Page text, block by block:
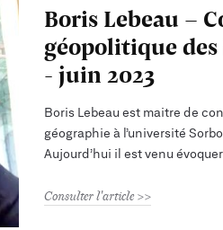
Boris Lebeau -
géopolitique
- juin 2023
Boris Lebeau est maitre de
géographie à l’université
Aujourd’hui il est venu
Consulter l'article